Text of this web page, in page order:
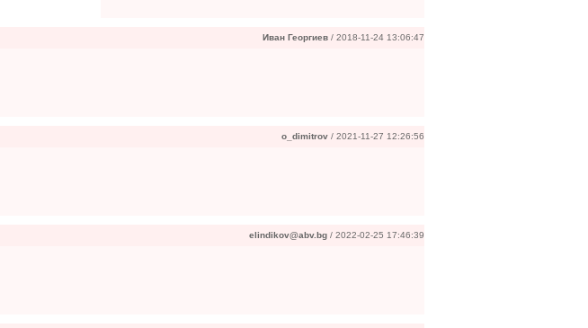
Иван Георгиев / 2018-11-24 13:06:47
o_dimitrov / 2021-11-27 12:26:56
elindikov@abv.bg / 2022-02-25 17:46:39